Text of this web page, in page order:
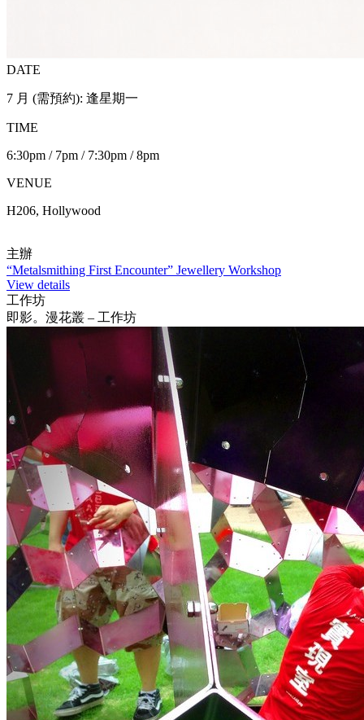
DATE
7 月 (需預約): 逢星期一
TIME
6:30pm / 7pm / 7:30pm / 8pm
VENUE
H206, Hollywood
主辦
“Metalsmithing First Encounter” Jewellery Workshop
View details
工作坊
即影。漫花叢 – 工作坊